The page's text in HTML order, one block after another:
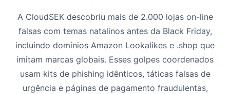
A CloudSEK descobriu mais de 2.000 lojas on-line
falsas com temas natalinos antes da Black Friday,
incluindo domínios Amazon Lookalikes e .shop que
imitam marcas globais. Esses golpes coordenados
usam kits de phishing idênticos, táticas falsas de
urgência e páginas de pagamento fraudulentas,